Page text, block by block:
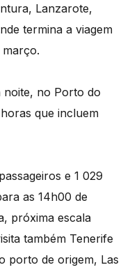
Lanzarote,
termina a viagem
no Porto do
que incluem
e 1 029
as 14h00 de
próxima escala
também Tenerife
porto de origem, Las